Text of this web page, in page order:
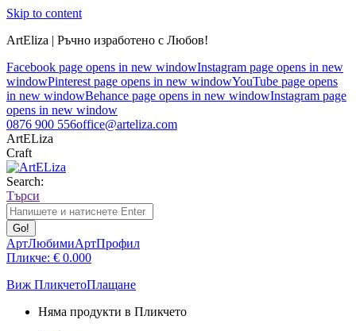
Skip to content
ArtEliza | Ръчно изработено с Любов!
Facebook page opens in new windowInstagram page opens in new
windowPinterest page opens in new windowYouTube page opens
in new windowBehance page opens in new windowInstagram page
opens in new window
0876 900 556office@arteliza.com
ArtELiza
Craft
Search:
Търси
АртЛюбимиАртПрофил
Пликче: € 0.000
Виж ПликчетоПлащане
Няма продукти в Пликчето